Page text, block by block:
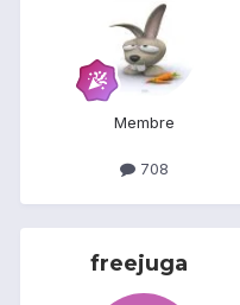
Membre
708
freejuga